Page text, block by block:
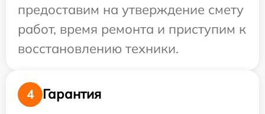
предоставим на утверждение смету
работ, время ремонта и приступим к
восстановлению техники.
4
Гарантия